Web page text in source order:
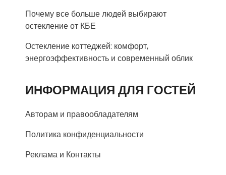
Почему все больше людей выбирают
остекление от КБЕ
Остекление коттеджей: комфорт,
энергоэффективность и современный облик
ИНФОРМАЦИЯ ДЛЯ ГОСТЕЙ
Авторам и правообладателям
Политика конфиденциальности
Реклама и Контакты